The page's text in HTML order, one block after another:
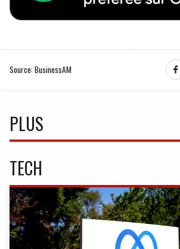
Source: BusinessAM
PLUS
TECH